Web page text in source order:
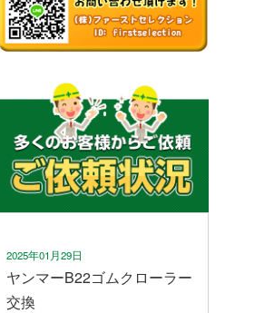
2025年01月29日
ヤンマーB22ゴムクローラー
交換